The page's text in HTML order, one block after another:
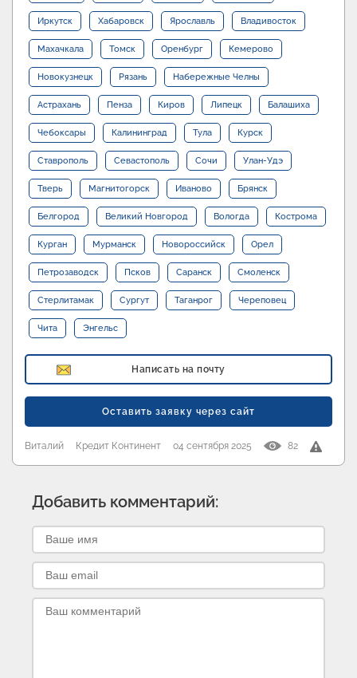
Иркутск Хабаровск Ярославль Владивосток
Махачкала Томск Оренбург Кемерово
Новокузнецк Рязань Набережные Челны
Астрахань Пенза Киров Липецк Балашиха
Чебоксары Калининград Тула Курск
Ставрополь Севастополь Сочи Улан-Удэ
Тверь Магнитогорск Иваново Брянск
Белгород Великий Новгород Вологда Кострома
Курган Мурманск Новороссийск Орел
Петрозаводск Псков Саранск Смоленск
Стерлитамак Сургут Таганрог Череповец
Чита Энгельс
Написать на почту
Оставить заявку через сайт
Виталий Кредит Континент 04 сентября 2025 82
Добавить комментарий: